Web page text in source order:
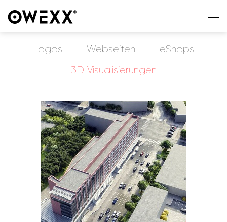
Logos Webseiten
eShops
3D Visualisierungen